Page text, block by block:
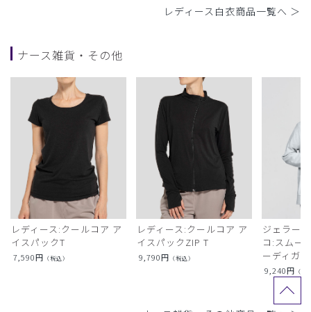
レディース白衣商品一覧へ ＞
ナース雑貨・その他
レディース:クールコア ア
イスパックT
7,590円 （税込）
レディース:クールコア ア
イスパックZIP T
9,790円 （税込）
ジェラー
コ:スムー
ーディガン
9,240円 （税